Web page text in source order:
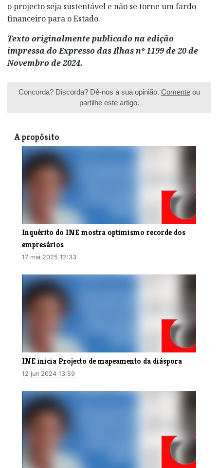
o projecto seja sustentável e não se torne um fardo
financeiro para o Estado.
Texto originalmente publicado na edição
impressa do Expresso das Ilhas nº 1199 de 20 de
Novembro de 2024.
Concorda? Discorda? Dê-nos a sua opinião. Comenteou
partilhe este artigo.
A propósito
Inquérito do INE mostra optimismo recorde dos
empresários
17 mai 2025 12:33
​INE inicia Projecto de mapeamento da diáspora
12 jun 2024 13:59